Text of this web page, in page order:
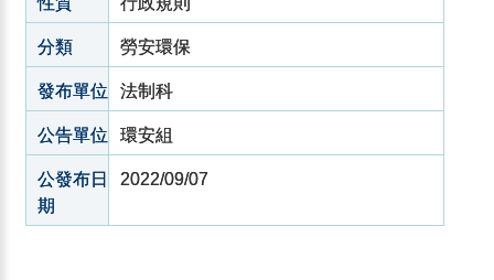
分類 勞安環保
發布單位 法制科
公告單位 環安組
公發布日
期
2022/09/07